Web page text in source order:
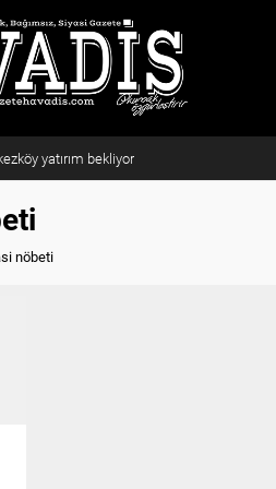
yatırım bekliyor
nöbeti